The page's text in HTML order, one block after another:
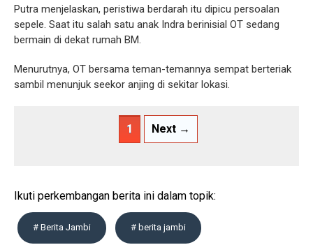
Putra menjelaskan, peristiwa berdarah itu dipicu persoalan
sepele. Saat itu salah satu anak Indra berinisial OT sedang
bermain di dekat rumah BM.
Menurutnya, OT bersama teman-temannya sempat berteriak
sambil menunjuk seekor anjing di sekitar lokasi.
1 Next →
Ikuti perkembangan berita ini dalam topik:
# Berita Jambi # berita jambi